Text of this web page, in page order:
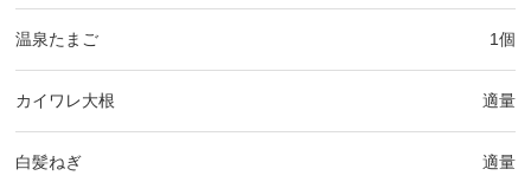
温泉たまご 1個
カイワレ大根 適量
白髪ねぎ 適量